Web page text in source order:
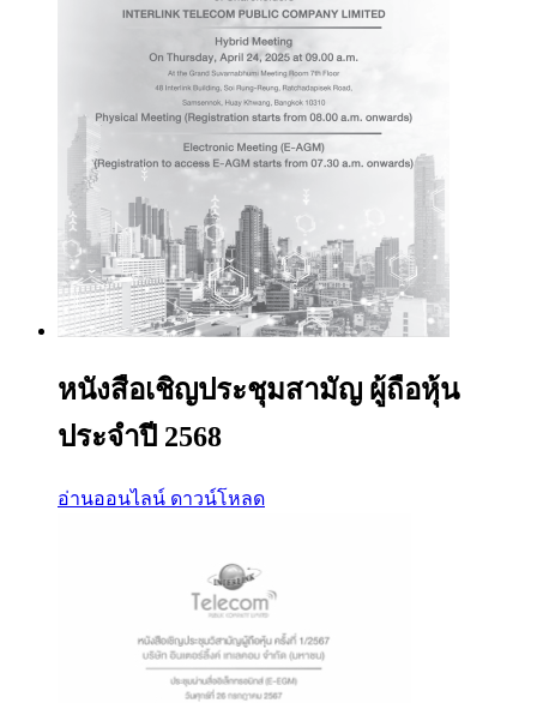
หนังสือเชิญประชุมสามัญ ผู้ถือหุ้น
ประจำปี 2568
อ่านออนไลน์ ดาวน์โหลด